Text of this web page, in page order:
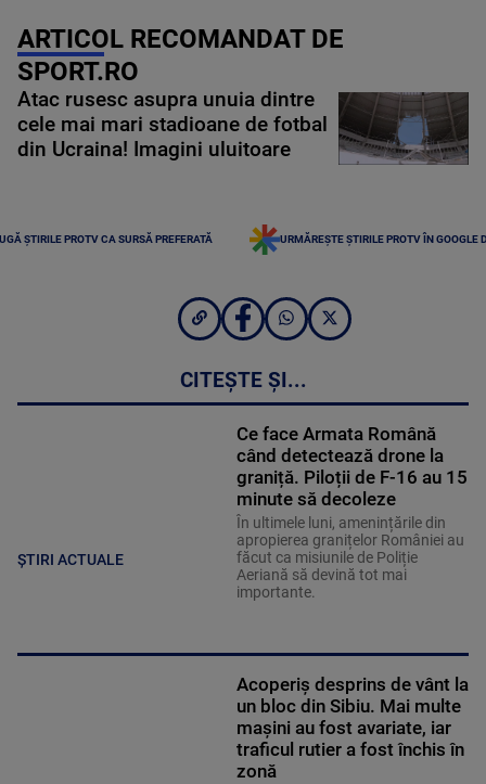
ARTICOL RECOMANDAT DE
SPORT.RO
Atac rusesc asupra unuia dintre
cele mai mari stadioane de fotbal
din Ucraina! Imagini uluitoare
ȘTIRILE PROTV CA SURSĂ PREFERATĂ URMĂREȘTE ȘTIRILE PROTV ÎN GOOGLE
CITEȘTE ȘI...
ȘTIRI ACTUALE
Ce face Armata Română
când detectează drone la
graniță. Piloții de F-16 au 15
minute să decoleze
În ultimele luni, amenințările din
apropierea granițelor României au
făcut ca misiunile de Poliție
Aeriană să devină tot mai
importante.
Acoperiş desprins de vânt la
un bloc din Sibiu. Mai multe
maşini au fost avariate, iar
traficul rutier a fost închis în
zonă